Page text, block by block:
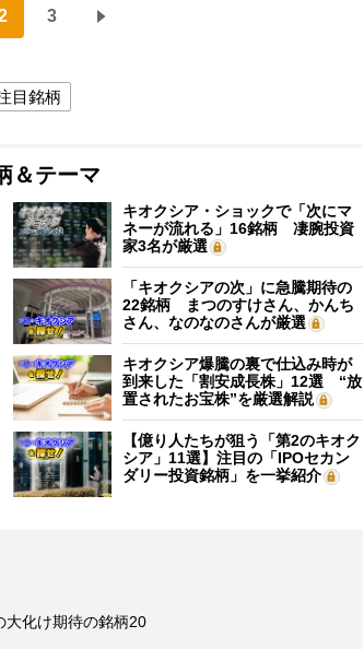
3
目銘柄
＆テーマ
キオクシア・ショックで「次にマ
ネーが流れる」16銘柄 凄腕投資
家3名が厳選
「キオクシアの次」に急騰期待の
22銘柄 まつのすけさん、かんち
さん、なのなのさんが厳選
キオクシア爆騰の裏で仕込み時が
到来した「割安成長株」12選 “放
置されたお宝株”を厳選解説
【億り人たちが狙う「第2のキオク
シア」11選】注目の「IPOセカン
ダリー投資銘柄」を一挙紹介
大化け期待の銘柄20